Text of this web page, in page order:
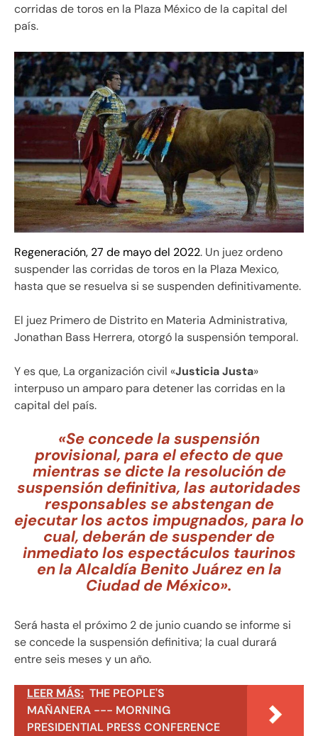
corridas de toros en la Plaza México de la capital del
país.
Regeneración, 27 de mayo del 2022. Un juez ordeno
suspender las corridas de toros en la Plaza Mexico,
hasta que se resuelva si se suspenden definitivamente.
El juez Primero de Distrito en Materia Administrativa,
Jonathan Bass Herrera, otorgó la suspensión temporal.
Y es que, La organización civil «Justicia Justa»
interpuso un amparo para detener las corridas en la
capital del país.
«Se concede la suspensión
provisional, para el efecto de que
mientras se dicte la resolución de
suspensión definitiva, las autoridades
responsables se abstengan de
ejecutar los actos impugnados, para lo
cual, deberán de suspender de
inmediato los espectáculos taurinos
en la Alcaldía Benito Juárez en la
Ciudad de México».
Será hasta el próximo 2 de junio cuando se informe si
se concede la suspensión definitiva; la cual durará
entre seis meses y un año.
LEER MÁS: THE PEOPLE'S
MAÑANERA --- MORNING
PRESIDENTIAL PRESS CONFERENCE